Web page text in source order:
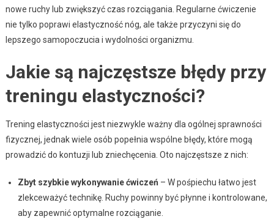
nowe ruchy lub zwiększyć czas rozciągania. Regularne ćwiczenie
nie tylko poprawi elastyczność nóg, ale także przyczyni się do
lepszego samopoczucia i wydolności organizmu.
Jakie są najczęstsze błędy przy
treningu elastyczności?
Trening elastyczności jest niezwykle ważny dla ogólnej sprawności
fizycznej, jednak wiele osób popełnia wspólne błędy, które mogą
prowadzić do kontuzji lub zniechęcenia. Oto najczęstsze z nich:
Zbyt szybkie wykonywanie ćwiczeń – W pośpiechu łatwo jest
zlekceważyć technikę. Ruchy powinny być płynne i kontrolowane,
aby zapewnić optymalne rozciąganie.